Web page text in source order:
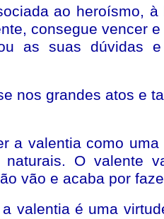
ao heroísmo,
consegue vencer
as suas dúvidas
nos grandes atos e
a valentia como
naturais. O valente
vão e acaba por
valentia é uma